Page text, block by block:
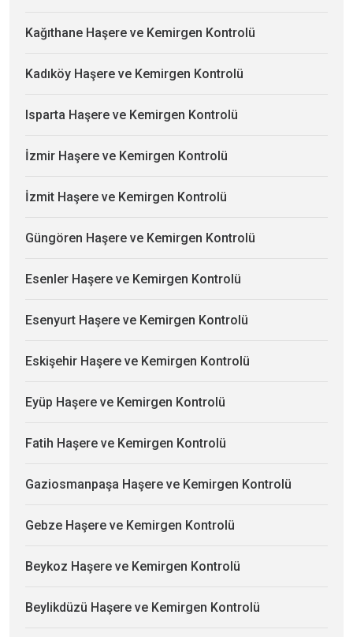
Kağıthane Haşere ve Kemirgen Kontrolü
Kadıköy Haşere ve Kemirgen Kontrolü
Isparta Haşere ve Kemirgen Kontrolü
İzmir Haşere ve Kemirgen Kontrolü
İzmit Haşere ve Kemirgen Kontrolü
Güngören Haşere ve Kemirgen Kontrolü
Esenler Haşere ve Kemirgen Kontrolü
Esenyurt Haşere ve Kemirgen Kontrolü
Eskişehir Haşere ve Kemirgen Kontrolü
Eyüp Haşere ve Kemirgen Kontrolü
Fatih Haşere ve Kemirgen Kontrolü
Gaziosmanpaşa Haşere ve Kemirgen Kontrolü
Gebze Haşere ve Kemirgen Kontrolü
Beykoz Haşere ve Kemirgen Kontrolü
Beylikdüzü Haşere ve Kemirgen Kontrolü